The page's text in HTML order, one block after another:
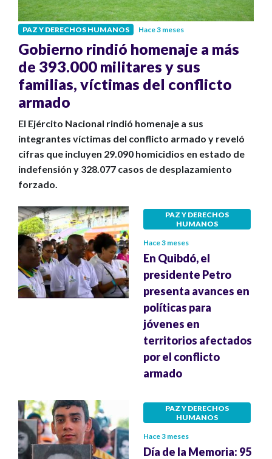
PAZ Y DERECHOS HUMANOS Hace 3 meses
Gobierno rindió homenaje a más
de 393.000 militares y sus
familias, víctimas del conflicto
armado
El Ejército Nacional rindió homenaje a sus
integrantes víctimas del conflicto armado y reveló
cifras que incluyen 29.090 homicidios en estado de
indefensión y 328.077 casos de desplazamiento
forzado.
PAZ Y DERECHOS
HUMANOS
Hace 3 meses
En Quibdó, el
presidente Petro
presenta avances en
políticas para
jóvenes en
territorios afectados
por el conflicto
armado
PAZ Y DERECHOS
HUMANOS
Hace 3 meses
Día de la Memoria: 95